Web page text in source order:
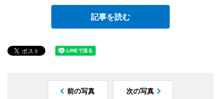
記事を読む
前の写真 次の写真